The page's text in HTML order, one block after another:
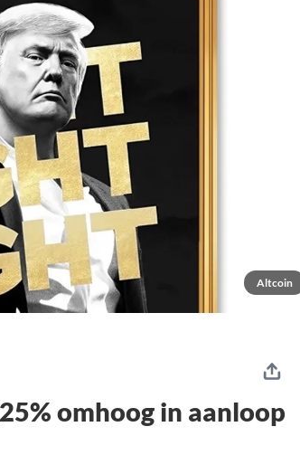
Altcoin
omhoog in aanloop